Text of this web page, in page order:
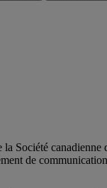
Société
de